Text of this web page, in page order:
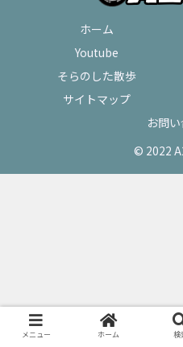
ホーム
Youtube
そらのした散歩
サイトマップ
お問
© 2022
メニュー ホーム 検